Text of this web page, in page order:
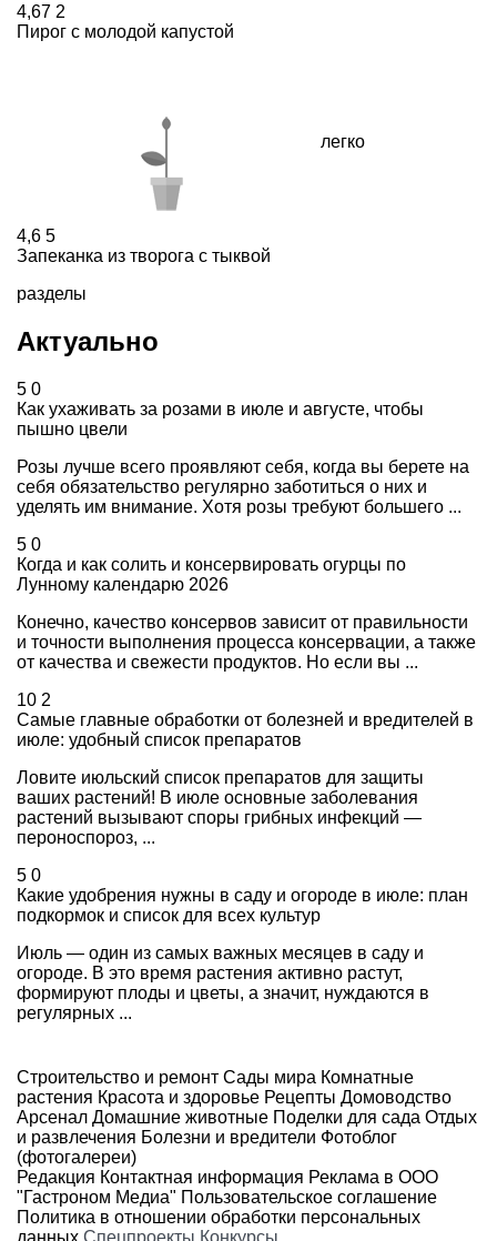
4,67 2
Пирог с молодой капустой
легко
4,6 5
Запеканка из творога с тыквой
разделы
Актуально
5 0
Как ухаживать за розами в июле и августе, чтобы
пышно цвели
Розы лучше всего проявляют себя, когда вы берете на
себя обязательство регулярно заботиться о них и
уделять им внимание. Хотя розы требуют большего ...
5 0
Когда и как солить и консервировать огурцы по
Лунному календарю 2026
Конечно, качество консервов зависит от правильности
и точности выполнения процесса консервации, а также
от качества и свежести продуктов. Но если вы ...
10 2
Самые главные обработки от болезней и вредителей в
июле: удобный список препаратов
Ловите июльский список препаратов для защиты
ваших растений! В июле основные заболевания
растений вызывают споры грибных инфекций —
пероноспороз, ...
5 0
Какие удобрения нужны в саду и огороде в июле: план
подкормок и список для всех культур
Июль — один из самых важных месяцев в саду и
огороде. В это время растения активно растут,
формируют плоды и цветы, а значит, нуждаются в
регулярных ...
Строительство и ремонт Сады мира Комнатные
растения Красота и здоровье Рецепты Домоводство
Арсенал Домашние животные Поделки для сада Отдых
и развлечения Болезни и вредители Фотоблог
(фотогалереи)
Редакция Контактная информация Реклама в ООО
"Гастроном Медиа" Пользовательское соглашение
Политика в отношении обработки персональных
данных Спецпроекты Конкурсы